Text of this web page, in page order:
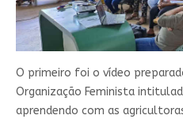
O primeiro foi o vídeo
Organização Feminista
aprendendo com as